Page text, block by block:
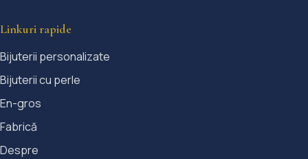
Linkuri rapide
Bijuterii personalizate
Bijuterii cu perle
En-gros
Fabrică
Despre